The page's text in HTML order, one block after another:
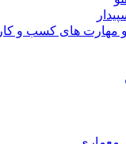
و مهارت های کسب و کار